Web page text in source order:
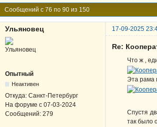
Сообщений с 76 по 90 из 150
Ульяновец 17-09-2025
Опытный
Неактивен
Откуда: Санкт-Петербург
На форуме с 07-03-2024
Сообщений: 279
Re:
Что ж ,
Эта рама
Спустя
так было